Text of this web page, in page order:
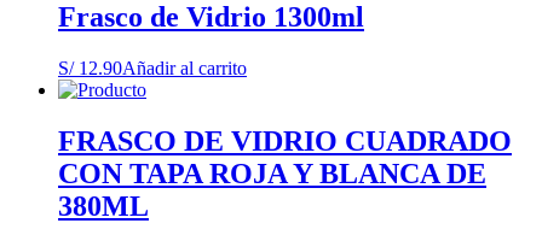
Frasco de Vidrio 1300ml
S/12.90Añadir al carrito
FRASCO DE VIDRIO CUADRADO
CON TAPA ROJA Y BLANCA DE
380ML